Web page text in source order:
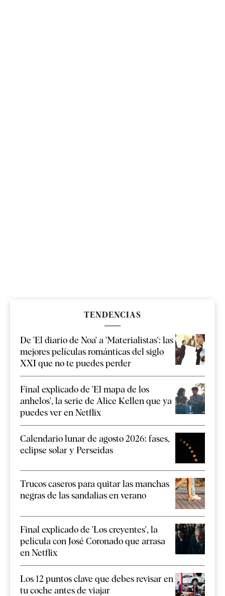
TENDENCIAS
De 'El diario de Noa' a 'Materialistas': las
mejores películas románticas del siglo
XXI que no te puedes perder
Final explicado de 'El mapa de los
anhelos', la serie de Alice Kellen que ya
puedes ver en Netflix
Calendario lunar de agosto 2026: fases,
eclipse solar y Perseidas
Trucos caseros para quitar las manchas
negras de las sandalias en verano
Final explicado de 'Los creyentes', la
película con José Coronado que arrasa
en Netflix
Los 12 puntos clave que debes revisar en
tu coche antes de viajar